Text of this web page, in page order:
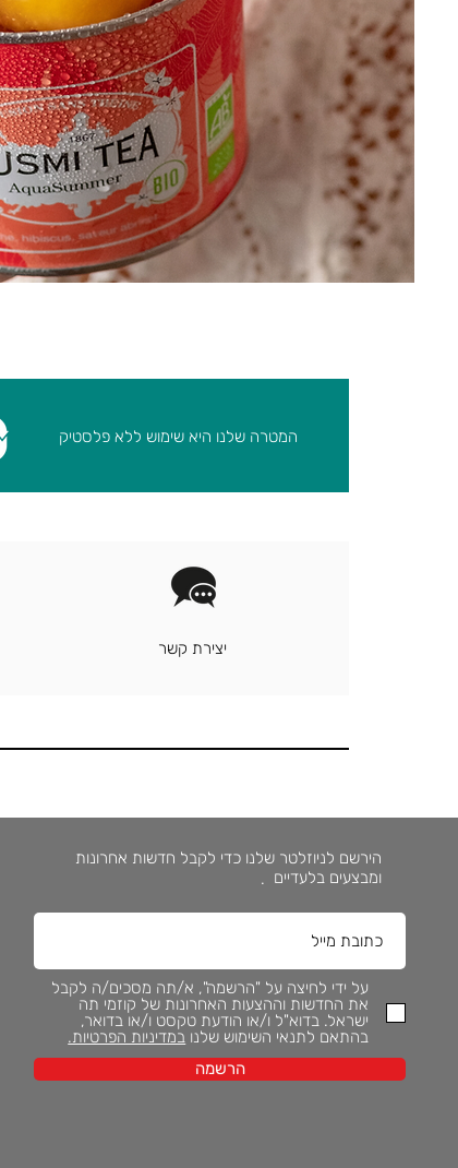
המטרה שלנו היא שימוש ללא פלסטיק
יצירת קשר
הירשם לניוזלטר שלנו כדי לקבל חדשות אחרונות
ומבצעים בלעדיים .
על ידי לחיצה על "הרשמה", א/תה מסכים/ה לקבל
את החדשות וההצעות האחרונות של קוזמי תה
ישראל. בדוא"ל ו/או הודעת טקסט ו/או בדואר,
בהתאם לתנאי השימוש שלנו במדיניות הפרטיות.
הרשמה